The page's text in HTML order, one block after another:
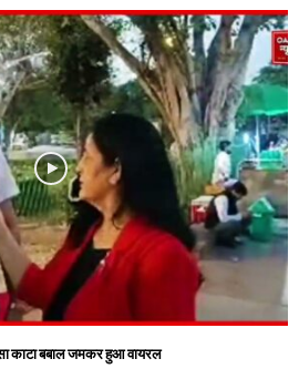
काटा बबाल जमकर हुआ वायरल